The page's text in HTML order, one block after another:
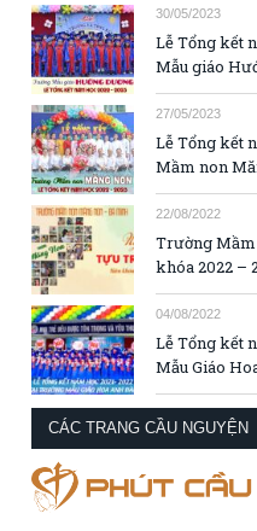
30/05/2023
Lễ Tổng kết
Mẫu giáo
27/05/2023
Lễ Tổng kết
Mầm non
22/08/2022
Trường
khóa 2022 –
04/08/2022
Lễ Tổng kết
Mẫu Giáo
CÁC TRANG CẦU NGUYỆN